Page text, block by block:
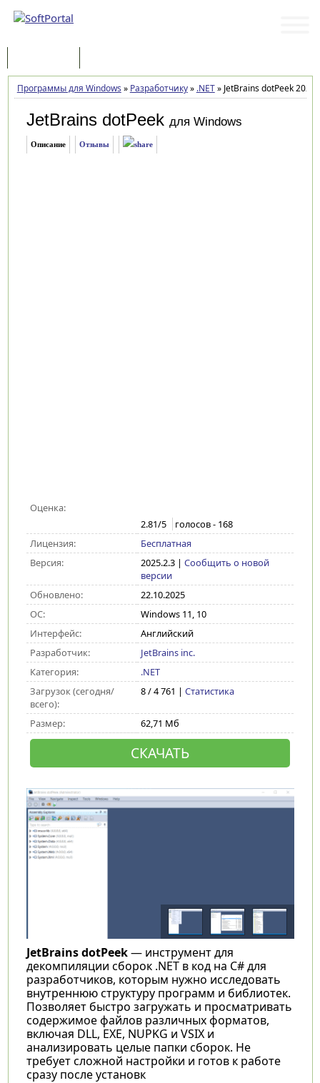
Программы для Windows » Разработчику» .NET»JetBrains dotPeek
JetBrains dotPeek для Windows
Описание Отзывы
Оценка:
2.81/5 голосов - 168
Лицензия:
Бесплатная
Версия:
2025.2.3| Сообщить о новой
версии
Обновлено:
22.10.2025
ОС:
Windows 11, 10
Интерфейс:
Английский
Разработчик:
JetBrains inc.
Категория:
.NET
Загрузок (сегодня/
всего):
8 / 4 761 | Статистика
Размер: 62,71 Мб
СКАЧАТЬ
JetBrains dotPeek— инструмент для
декомпиляции сборок .NET в код на C# для
разработчиков, которым нужно исследовать
внутреннюю структуру программ и библиотек.
Позволяет быстро загружать и просматривать
содержимое файлов различных форматов,
включая DLL, EXE, NUPKG и VSIX и
анализировать целые папки сборок. Не
требует сложной настройки и готов к работе
сразу после установк